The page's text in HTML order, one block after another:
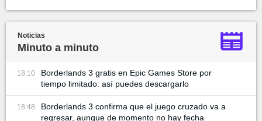
Noticias
Minuto a minuto
18:10
Borderlands 3 gratis en Epic Games Store por
tiempo limitado: así puedes descargarlo
18:48
Borderlands 3 confirma que el juego cruzado va a
regresar, aunque de momento no hay fecha